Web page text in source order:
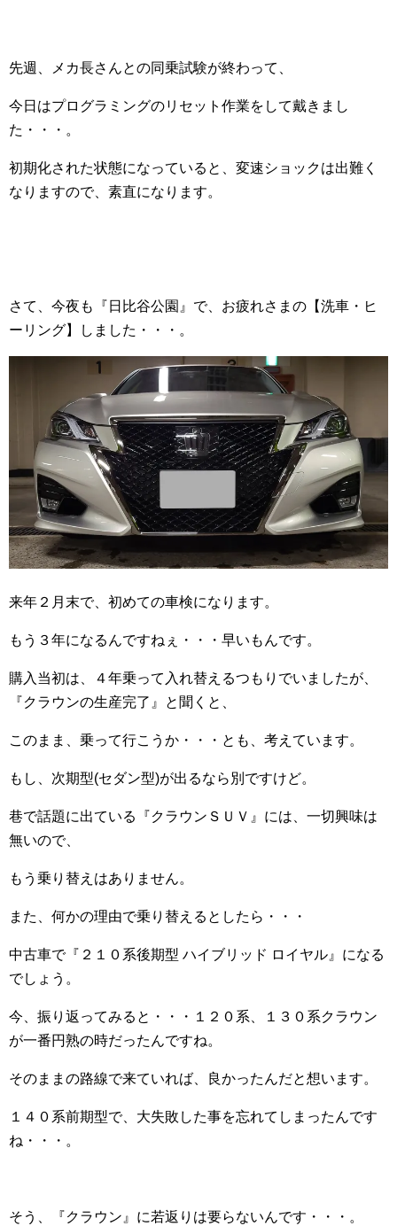
先週、メカ長さんとの同乗試験が終わって、
今日はプログラミングのリセット作業をして戴きまし
た・・・。
初期化された状態になっていると、変速ショックは出難く
なりますので、素直になります。
さて、今夜も『日比谷公園』で、お疲れさまの【洗車・ヒ
ーリング】しました・・・。
来年２月末で、初めての車検になります。
もう３年になるんですねぇ・・・早いもんです。
購入当初は、４年乗って入れ替えるつもりでいましたが、
『クラウンの生産完了』と聞くと、
このまま、乗って行こうか・・・とも、考えています。
もし、次期型(セダン型)が出るなら別ですけど。
巷で話題に出ている『クラウンＳＵＶ』には、一切興味は
無いので、
もう乗り替えはありません。
また、何かの理由で乗り替えるとしたら・・・
中古車で『２１０系後期型 ハイブリッド ロイヤル』になる
でしょう。
今、振り返ってみると・・・１２０系、１３０系クラウン
が一番円熟の時だったんですね。
そのままの路線で来ていれば、良かったんだと想います。
１４０系前期型で、大失敗した事を忘れてしまったんです
ね・・・。
そう、『クラウン』に若返りは要らないんです・・・。